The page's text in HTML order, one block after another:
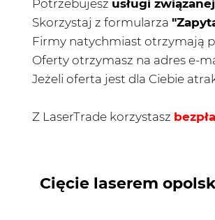
Potrzebujesz usługi
Skorzystaj z formularza
Firmy natychmiast otrzymają
Oferty otrzymasz na adres e-
Jeżeli oferta jest dla Ciebie
Z LaserTrade korzystasz
Cięcie laserem